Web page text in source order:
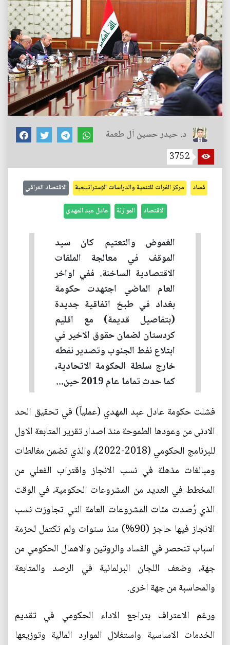
د. حيدر حسين آل طعمة
3752
فساد مركز الفرات للتنمية والدراسات الإستراتيجية الاقتصاد العراقي
الاقتصاد الموازنة عادل عبد المهدي
الغموض والتعتيم كان سيد
الموقف في معالجة الملفات
الاقتصادية الساخنة. ففي اواخر
العام الماضي اجتهدت حكومة
بغداد في طبخ اتفاقية جديدة
(بتفاصيل قديمة) مع اقليم
كردستان لضمان حقوق الاخير في
ابتلاع نفط الجنوب وتصدير نفطه
خارج سلطة الحكومة الاتحادية،
كما حدث تماما عام 2019 حين...
فشلت حكومة عادل عبد المهدي (عملياً) في تحقيق الحد
الادنى من وعودها الطموحة منذ اصدار تقرير المتابعة الاول
للبرنامج الحكومي (2018-2022)، والذي تضمن مغالطات
ومبالغات مذهلة في نسب الانجاز واقتراب الفعلي من
المخطط في العديد من المشروعات الحكومية، في الوقت
الذي رُصدت مئات المشروعات العامة التي تجاوزت نسب
الانجاز فيها حاجز (90%) منذ سنوات ولم تكتمل لحزمة
اسباب تنحصر في الفساد والروتين والاهمال الحكومي من
جهة، وضعف اللجان البرلمانية في الرصد والمتابعة
والمحاسبة من جهة اخرى.
ورغم الاعتراف بتراجع الاداء الحكومي في تقديم
الخدمات الاساسية واستغلال الموارد المالية وتوزيعها